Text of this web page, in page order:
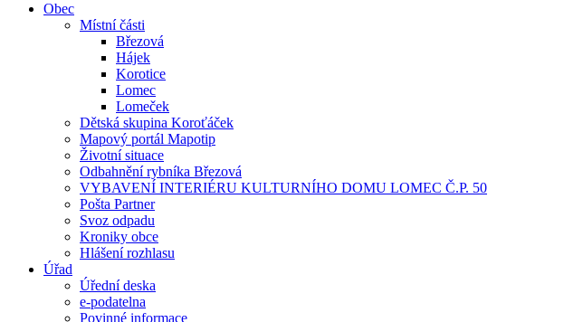
Obec
Místní části
Březová
Hájek
Korotice
Lomec
Lomeček
Dětská skupina Koroťáček
Mapový portál Mapotip
Životní situace
Odbahnění rybníka Březová
VYBAVENÍ INTERIÉRU KULTURNÍHO DOMU LOMEC Č.P. 50
Pošta Partner
Svoz odpadu
Kroniky obce
Hlášení rozhlasu
Úřad
Úřední deska
e-podatelna
Povinné informace